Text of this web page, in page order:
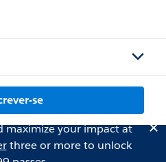
se
maximize your impact at
three or more to unlock